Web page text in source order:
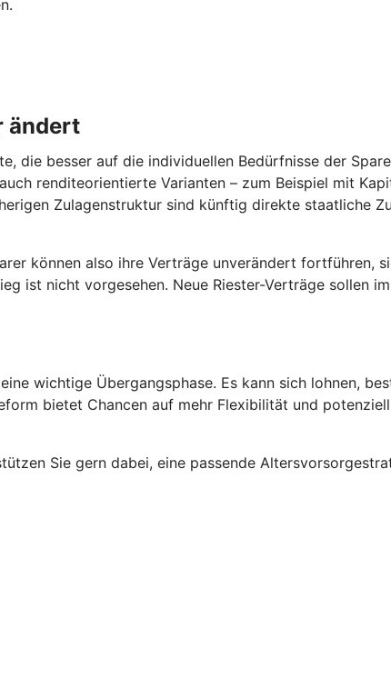
ändert
die besser auf die individuellen Bedürfnisse der
renditeorientierte Varianten – zum Beispiel mit
Zulagenstruktur sind künftig direkte staatliche
können also ihre Verträge unverändert fortführen,
ist nicht vorgesehen. Neue Riester-Verträge sollen
wichtige Übergangsphase. Es kann sich lohnen,
bietet Chancen auf mehr Flexibilität und
Sie gern dabei, eine passende